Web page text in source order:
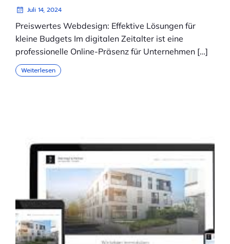
Juli 14, 2024
Preiswertes Webdesign: Effektive Lösungen für
kleine Budgets Im digitalen Zeitalter ist eine
professionelle Online-Präsenz für Unternehmen […]
Weiterlesen